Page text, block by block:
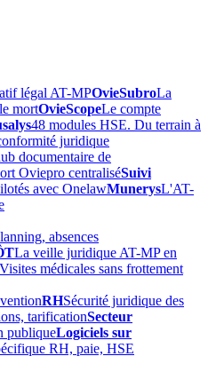
légal AT-MPOvieSubroLa
mortOvieScopeLe compte
48 modules HSE. Du terrain à
juridique
documentaire de
Oviepro centraliséSuivi
avec OnelawMunerysL'AT-
absences
La veille juridique AT-MP en
Visites médicales sans frottement
RHSécurité juridique des
tarificationSecteur
publiqueLogiciels sur
RH, paie, HSE